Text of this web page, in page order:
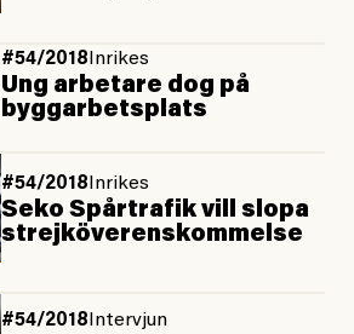
#54/2018Inrikes
Ung arbetare dog på
byggarbetsplats
#54/2018Inrikes
Seko Spårtrafik vill slopa
strejköverenskommelse
#54/2018Intervjun